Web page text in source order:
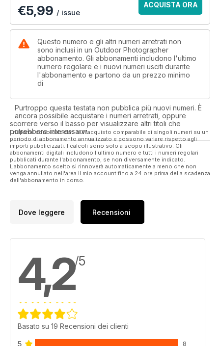
€5,99 / issue
ACQUISTA ORA
Questo numero e gli altri numeri arretrati non
sono inclusi in un Outdoor Photographer
abbonamento. Gli abbonamenti includono l'ultimo
numero regolare e i nuovi numeri usciti durante
l'abbonamento e partono da un prezzo minimo
di
Purtroppo questa testata non pubblica più nuovi numeri. È
ancora possibile acquistare i numeri arretrati, oppure
scorrere verso il basso per visualizzare altri titoli che
potrebbero interessarvi.
I risparmi sono calcolati sull'acquisto comparabile di singoli numeri su un
periodo di abbonamento annualizzato e possono variare rispetto agli
importi pubblicizzati. I calcoli sono solo a scopo illustrativo. Gli
abbonamenti digitali includono l'ultimo numero e tutti i numeri regolari
pubblicati durante l'abbonamento, se non diversamente indicato.
L'abbonamento scelto si rinnoverà automaticamente a meno che non
venga annullato nell'area Il mio account fino a 24 ore prima della scadenza
dell'abbonamento in corso.
Dove leggere Recensioni
4,2/5
Basato su 19 Recensioni dei clienti
5 8